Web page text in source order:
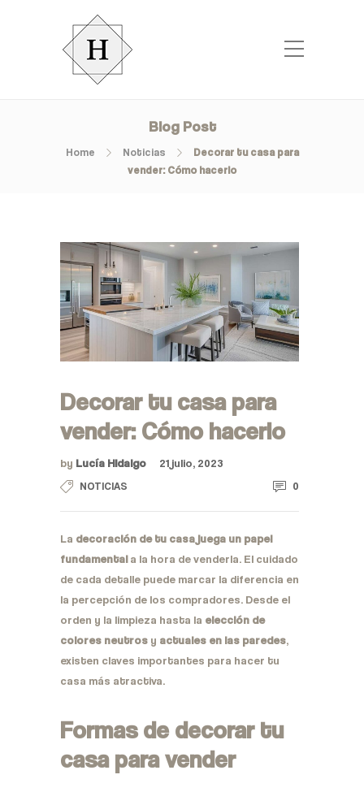
Blog Post
Home Noticias
Decorar tu casa para
vender: Cómo hacerlo
Decorar tu casa para
vender: Cómo hacerlo
by Lucía Hidalgo 21 julio, 2023
NOTICIAS 0
La decoración de tu casa juega un papel
fundamentala la hora de venderla. El cuidado
de cada detalle puede marcar la diferencia en
la percepción de los compradores. Desde el
orden y la limpieza hasta la elección de
colores neutros y actuales en las paredes,
existen claves importantes para hacer tu
casa más atractiva.
Formas de decorar tu
casa para vender